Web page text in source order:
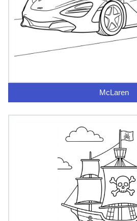
McLaren